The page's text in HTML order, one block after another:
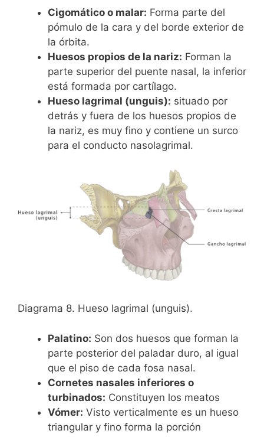
Cigomático o malar: Forma parte del
pómulo de la cara y del borde exterior de
la órbita.
Huesos propios de la nariz: Forman la
parte superior del puente nasal, la inferior
está formada por cartílago.
Hueso lagrimal (unguis): situado por
detrás y fuera de los huesos propios de
la nariz, es muy fino y contiene un surco
para el conducto nasolagrimal.
Diagrama 8. Hueso lagrimal (unguis).
Palatino: Son dos huesos que forman la
parte posterior del paladar duro, al igual
que el piso de cada fosa nasal.
Cornetes nasales inferiores o
turbinados: Constituyen los meatos
Vómer: Visto verticalmente es un hueso
triangular y fino forma la porción